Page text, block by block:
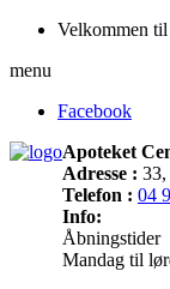
Velkommen
menu
Facebook
Apoteket
Adresse : 33,
Telefon : 04
Info:
Åbningstider
Mandag til